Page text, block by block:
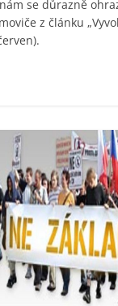
se důrazně
z článku